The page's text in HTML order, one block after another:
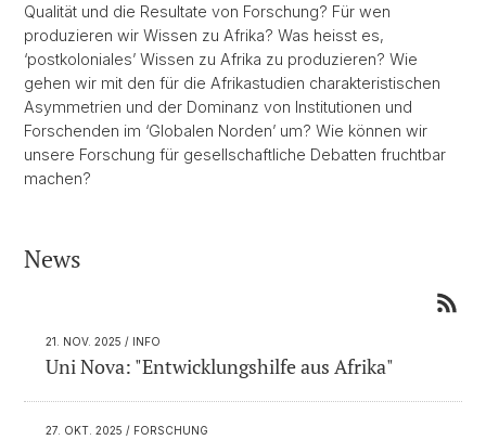
Qualität und die Resultate von Forschung? Für wen
produzieren wir Wissen zu Afrika? Was heisst es,
‘postkoloniales’ Wissen zu Afrika zu produzieren? Wie
gehen wir mit den für die Afrikastudien charakteristischen
Asymmetrien und der Dominanz von Institutionen und
Forschenden im ‘Globalen Norden’ um? Wie können wir
unsere Forschung für gesellschaftliche Debatten fruchtbar
machen?
News
21. NOV. 2025 / INFO
Uni Nova: "Entwicklungshilfe aus Afrika"
27. OKT. 2025 / FORSCHUNG